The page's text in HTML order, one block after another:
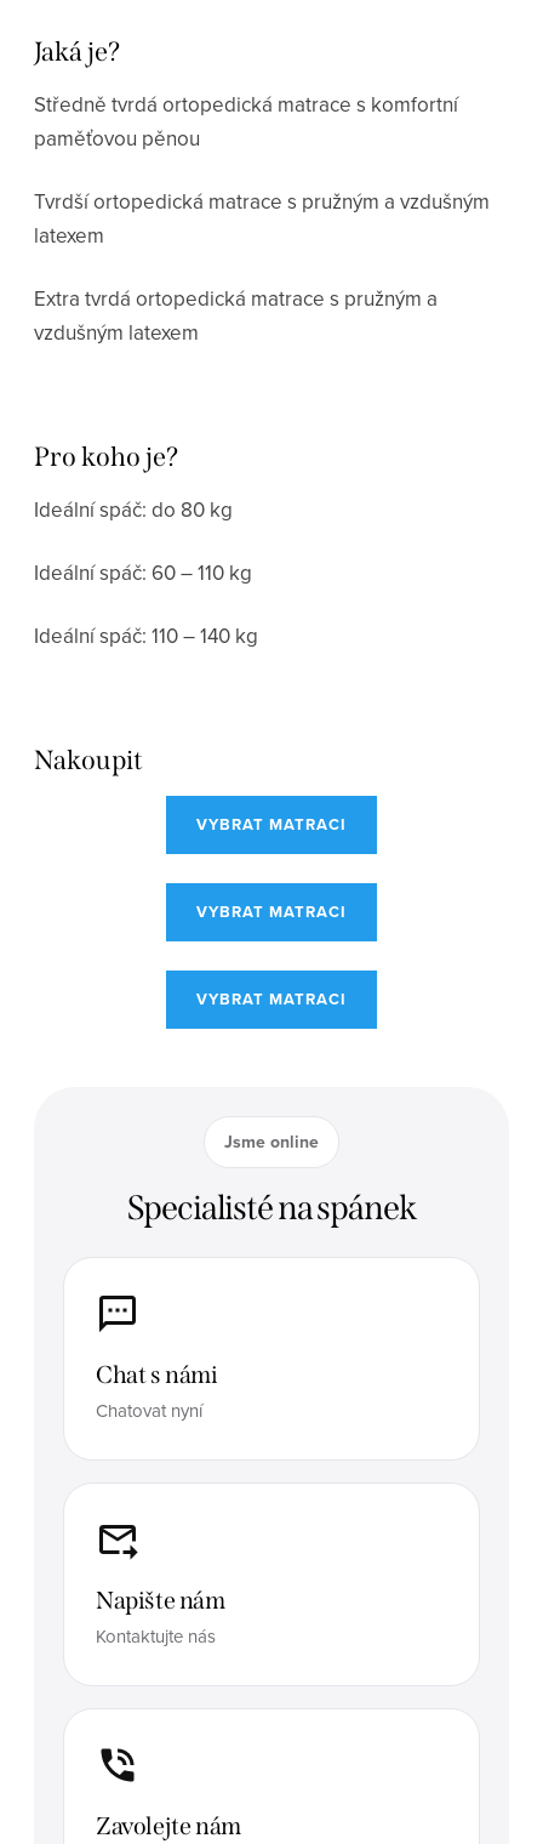
Jaká je?
Středně tvrdá ortopedická matrace s komfortní
paměťovou pěnou
Tvrdší ortopedická matrace s pružným a vzdušným
latexem
Extra tvrdá ortopedická matrace s pružným a
vzdušným latexem
Pro koho je?
Ideální spáč: do 80 kg
Ideální spáč: 60 – 110 kg
Ideální spáč: 110 – 140 kg
Nakoupit
VYBRAT MATRACI
VYBRAT MATRACI
VYBRAT MATRACI
Jsme online
Specialisté na spánek
Chat s námi
Chatovat nyní
Napište nám
Kontaktujte nás
Zavolejte nám